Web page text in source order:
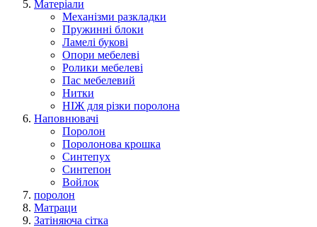
Матеріали
Механізми разкладки
Пружинні блоки
Ламелі букові
Опори мебелеві
Ролики мебелеві
Пас мебелевий
Нитки
НІЖ для різки поролона
Наповнювачі
Поролон
Поролонова крошка
Синтепух
Синтепон
Войлок
поролон
Матраци
Затіняюча сітка